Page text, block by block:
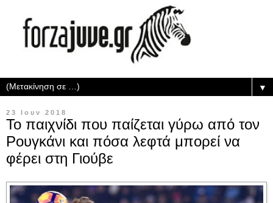
▼
23 Ιουν 2018
Το παιχνίδι που παίζεται γύρω από τον
Ρουγκάνι και πόσα λεφτά μπορεί να
φέρει στη Γιούβε